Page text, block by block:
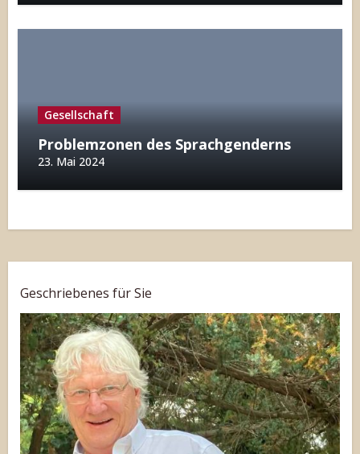
Gesellschaft
Problemzonen des Sprachgenderns
23. Mai 2024
Geschriebenes für Sie